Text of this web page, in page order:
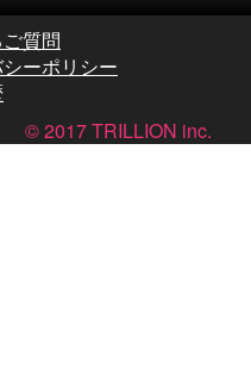
質問
ーポリシー
© 2017 TRILLION inc.